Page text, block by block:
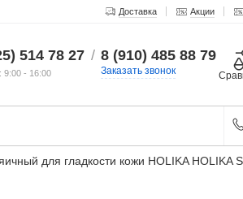
Доставка Акции
514 78 27
9:00 - 16:00
/ 8 (910) 485 88 79
Заказать звонок
для гладкости кожи HOLIKA HOLIKA